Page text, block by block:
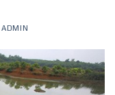
ADMIN